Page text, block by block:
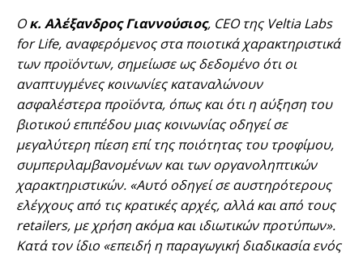
Οκ. Αλέξανδρος Γιαννούσιος, CEO της Veltia Labs
for Life, αναφερόμενος στα ποιοτικά χαρακτηριστικά
των προϊόντων, σημείωσε ως δεδομένο ότι οι
αναπτυγμένες κοινωνίες καταναλώνουν
ασφαλέστερα προϊόντα, όπως και ότι η αύξηση του
βιοτικού επιπέδου μιας κοινωνίας οδηγεί σε
μεγαλύτερη πίεση επί της ποιότητας του τροφίμου,
συμπεριλαμβανομένων και των οργανοληπτικών
χαρακτηριστικών. «Αυτό οδηγεί σε αυστηρότερους
ελέγχους από τις κρατικές αρχές, αλλά και από τους
retailers, με χρήση ακόμα και ιδιωτικών προτύπων».
Κατά τον ίδιο «επειδή η παραγωγική διαδικασία ενός